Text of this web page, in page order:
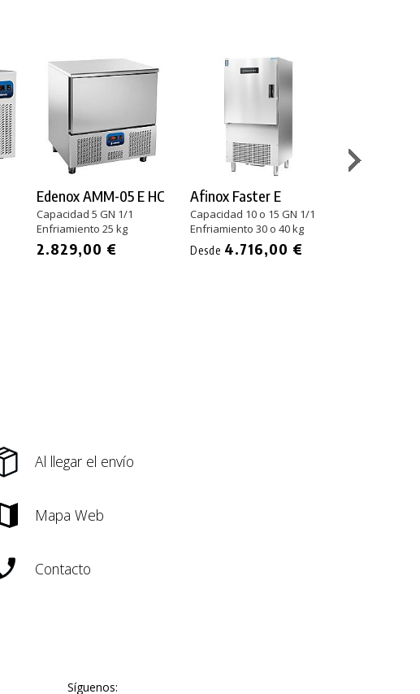
Edenox AMM-05 E HC
Capacidad 5 GN 1/1
Enfriamiento 25 kg
2.829,00 €
Afinox Faster E
Capacidad 10 o 15 GN 1/1
Enfriamiento 30 o 40 kg
Desde 4.716,00 €
Al llegar el envío
Mapa Web
Contacto
Síguenos: